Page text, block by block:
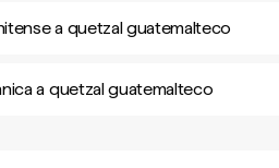
a quetzal guatemalteco
a quetzal guatemalteco